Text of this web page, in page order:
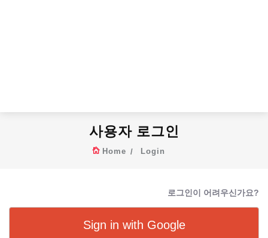
사용자 로그인
Home Login
로그인이 어려우신가요?
Sign in with Google